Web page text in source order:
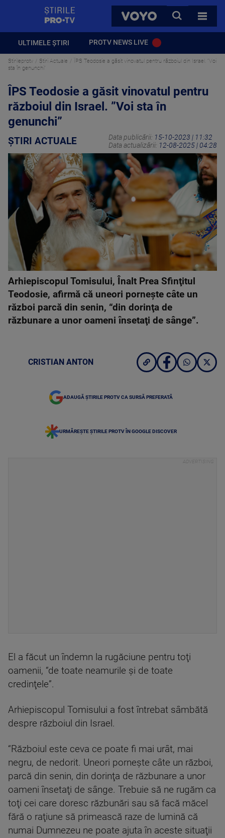
VOYO
CAUTA
TOATE
ULTIMELE ȘTIRI PROTV NEWS LIVE
Stirileprotv Știri Actuale
ÎPS Teodosie a găsit vinovatul pentru războiul din Israel. ”Voi
sta în genunchi”
ÎPS Teodosie a găsit vinovatul pentru
războiul din Israel. ”Voi sta în
genunchi”
ȘTIRI ACTUALE Data publicării: 15-10-2023 | 11:32
Data actualizării: 12-08-2025 | 04:28
Arhiepiscopul Tomisului, Înalt Prea Sfinţitul
Teodosie, afirmă că uneori porneşte câte un
război parcă din senin, “din dorinţa de
răzbunare a unor oameni însetaţi de sânge”.
CRISTIAN ANTON
ADAUGĂ ȘTIRILE PROTV CA SURSĂ PREFERATĂ
URMĂREȘTE ȘTIRILE PROTV ÎN GOOGLE DISCOVER
El a făcut un îndemn la rugăciune pentru toţi
oamenii, “de toate neamurile şi de toate
credinţele”.
Arhiepiscopul Tomisului a fost întrebat sâmbătă
despre războiul din Israel.
“Războiul este ceva ce poate fi mai urât, mai
negru, de nedorit. Uneori porneşte câte un război,
parcă din senin, din dorinţa de răzbunare a unor
oameni însetaţi de sânge. Trebuie să ne rugăm ca
toţi cei care doresc răzbunări sau să facă măcel
fără o raţiune să primească raze de lumină că
numai Dumnezeu ne poate ajuta în aceste situaţii